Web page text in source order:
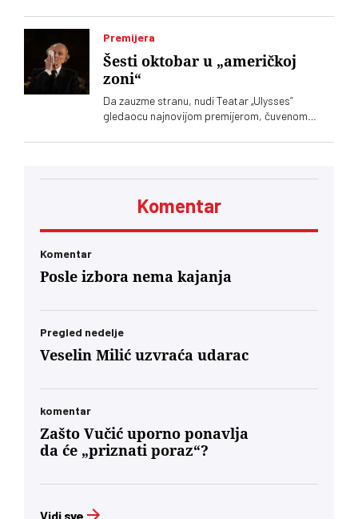
Izgleda da će oba biti u istom terminu
Premijera
Šesti oktobar u „američkoj
zoni“
Da zauzme stranu, nudi Teatar „Ulysses“
gledaocu najnovijom premijerom, čuvenom
režiji Lenke Udovički. Glume Svetozar Cvetković
Komentar
Komentar
Posle izbora nema kajanja
Pregled nedelje
Veselin Milić uzvraća udarac
komentar
Zašto Vučić uporno ponavlja
da će „priznati poraz“?
Vidi sve